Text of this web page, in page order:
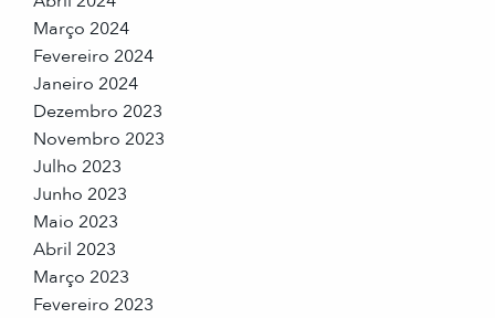
Março 2024
Fevereiro 2024
Janeiro 2024
Dezembro 2023
Novembro 2023
Julho 2023
Junho 2023
Maio 2023
Abril 2023
Março 2023
Fevereiro 2023